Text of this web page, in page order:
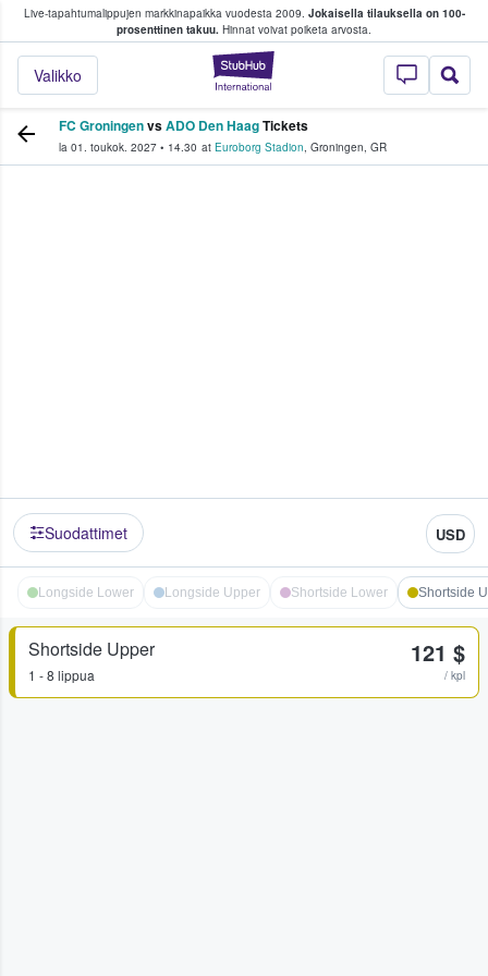
Live-tapahtumalippujen markkinapaikka vuodesta 2009. Jokaisella tilauksella on 100-
prosenttinen takuu. Hinnat voivat poiketa arvosta.
StubHub -
Valikko
fanit ostavat ja myyvät lippuja
FC GroningenvsADO Den HaagTickets
la 01. toukok. 2027 • 14.30 at Euroborg Stadion, Groningen, GR
Suodattimet USD
Longside Lower Longside Upper Shortside Lower Shortside
Shortside Upper
1 - 8 lippua
121 $
/ kpl